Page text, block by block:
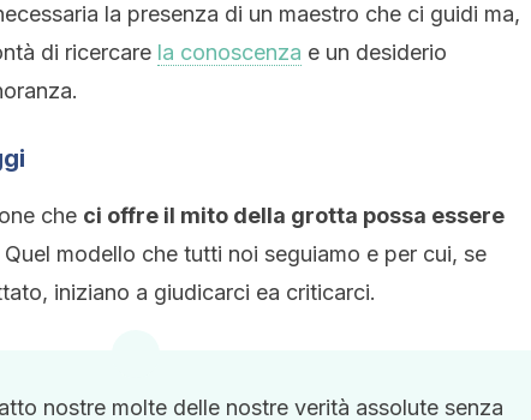
la presenza di un maestro che ci guidi ma,
di ricercare la conoscenza e un desiderio
che ci offre il mito della grotta possa essere
Quel modello che tutti noi seguiamo e per cui, se
iniziano a giudicarci ea criticarci.
nostre molte delle nostre verità assolute senza